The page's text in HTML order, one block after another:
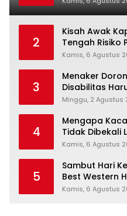
2
Kisah Awak
Tengah Risiko
Kamis, 6 Agustus
3
Menaker
Disabilitas
Setara
Minggu, 2 Agustus
4
Mengapa
Tidak Dibekali
Kamis, 6 Agustus
5
Sambut Hari
Best Western
Stay Diskon
Kamis, 6 Agustus